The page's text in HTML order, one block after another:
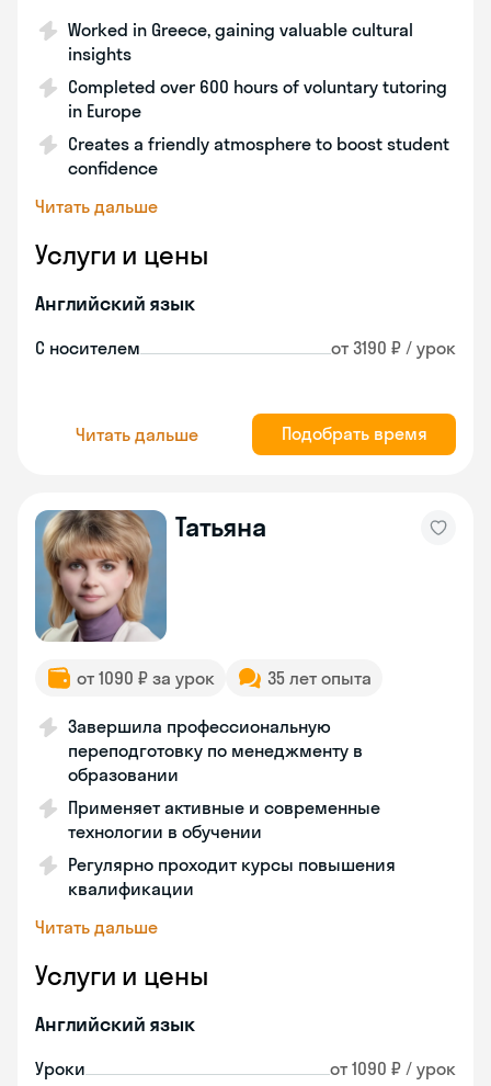
Worked in Greece, gaining valuable cultural
insights
Completed over 600 hours of voluntary tutoring
in Europe
Creates a friendly atmosphere to boost student
confidence
Читать дальше
Услуги и цены
Английский язык
С носителем от 3190 ₽ / урок
Читать дальше Подобрать время
Татьяна
от 1090 ₽ за урок 35 лет опыта
Завершила профессиональную
переподготовку по менеджменту в
образовании
Применяет активные и современные
технологии в обучении
Регулярно проходит курсы повышения
квалификации
Читать дальше
Услуги и цены
Английский язык
Уроки от 1090 ₽ / урок